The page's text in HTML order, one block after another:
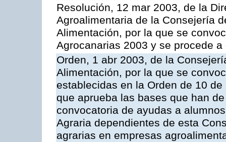
Resolución, 12 mar 2003, de la
Agroalimentaria de la Consejería
Alimentación, por la que se
Agrocanarias 2003 y se procede
Orden, 1 abr 2003, de la
Alimentación, por la que se
establecidas en la Orden de 10
que aprueba las bases que han
convocatoria de ayudas a
Agraria dependientes de esta
agrarias en empresas